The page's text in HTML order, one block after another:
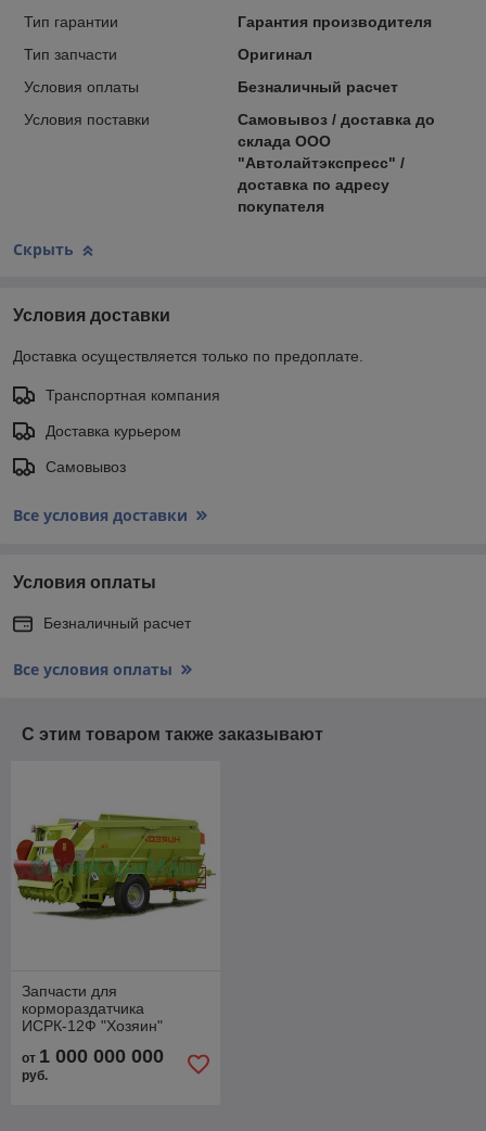
Тип гарантии
Гарантия производителя
Тип запчасти
Оригинал
Условия оплаты
Безналичный расчет
Условия поставки
Самовывоз / доставка до
склада ООО
"Автолайтэкспресс" /
доставка по адресу
покупателя
Скрыть
Условия доставки
Доставка осуществляется только по предоплате.
Транспортная компания
Доставка курьером
Самовывоз
Все условия доставки
Условия оплаты
Безналичный расчет
Все условия оплаты
С этим товаром также заказывают
Запчасти для
кормораздатчика
ИСРК-12Ф "Хозяин"
от 1 000 000 000
руб.